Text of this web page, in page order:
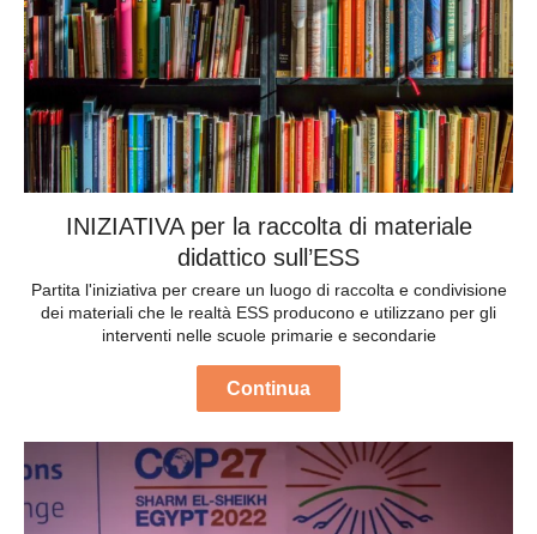
INIZIATIVA per la raccolta di materiale
didattico sull’ESS
Partita l'iniziativa per creare un luogo di raccolta e condivisione
dei materiali che le realtà ESS producono e utilizzano per gli
interventi nelle scuole primarie e secondarie
Continua